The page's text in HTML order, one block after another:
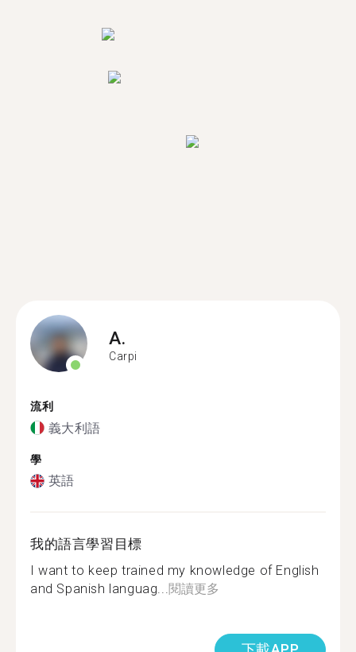
A.
Carpi
流利
義大利語
學
英語
我的語言學習目標
I want to keep trained my knowledge of English
and Spanish languag...閱讀更多